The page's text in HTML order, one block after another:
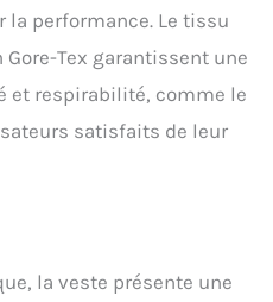
Poches mains
sous rabats, Bas
par cordon
et autobloqueur,
réglables par
Contenu : 1x Veste
mm
performance. Le tissu
Tex garantissent une
et respirabilité, comme le
satisfaits de leur
la veste présente une